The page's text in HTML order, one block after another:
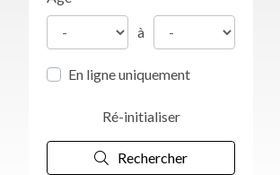
à
En ligne uniquement
Ré-initialiser
Rechercher